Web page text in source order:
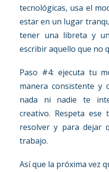
tecnológicas, usa el
estar en un lugar
tener una libreta y
escribir aquello que no
Paso #4: ejecuta tu
manera consistente y
nada ni nadie te
creativo. Respeta ese
resolver y para dejar
trabajo.
Así que la próxima vez